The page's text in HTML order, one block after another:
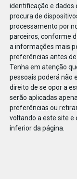
identificação e dados
procura de
processamento por
parceiros, conforme
a informações mais
preferências antes
Tenha em atenção
pessoais poderá não
direito de se opor a
serão aplicadas
preferências ou
voltando a este site e
inferior da página.